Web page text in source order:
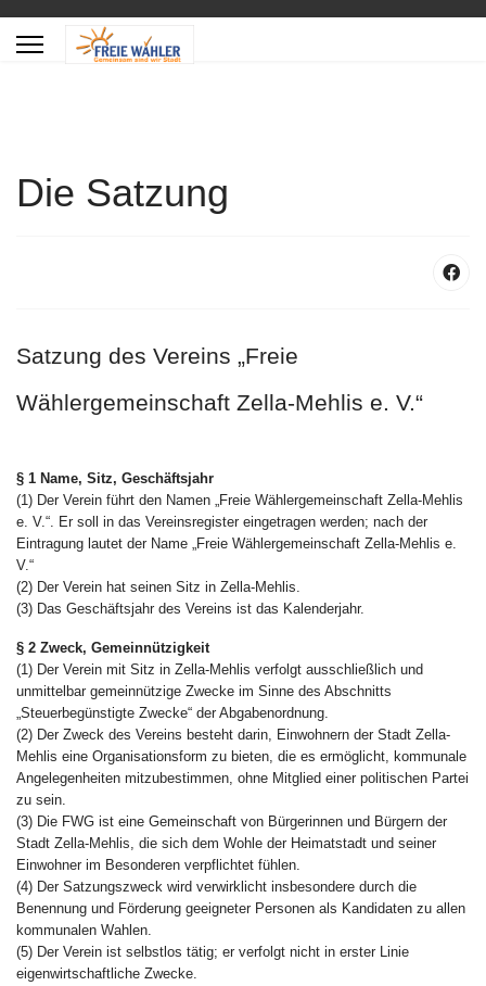
Die Satzung
Satzung des Vereins „Freie
Wählergemeinschaft Zella-Mehlis e. V.“
§ 1 Name, Sitz, Geschäftsjahr
(1) Der Verein führt den Namen „Freie Wählergemeinschaft Zella-Mehlis
e. V.“. Er soll in das Vereinsregister eingetragen werden; nach der
Eintragung lautet der Name „Freie Wählergemeinschaft Zella-Mehlis e.
V.“
(2) Der Verein hat seinen Sitz in Zella-Mehlis.
(3) Das Geschäftsjahr des Vereins ist das Kalenderjahr.
§ 2 Zweck, Gemeinnützigkeit
(1) Der Verein mit Sitz in Zella-Mehlis verfolgt ausschließlich und
unmittelbar gemeinnützige Zwecke im Sinne des Abschnitts
„Steuerbegünstigte Zwecke“ der Abgabenordnung.
(2) Der Zweck des Vereins besteht darin, Einwohnern der Stadt Zella-
Mehlis eine Organisationsform zu bieten, die es ermöglicht, kommunale
Angelegenheiten mitzubestimmen, ohne Mitglied einer politischen Partei
zu sein.
(3) Die FWG ist eine Gemeinschaft von Bürgerinnen und Bürgern der
Stadt Zella-Mehlis, die sich dem Wohle der Heimatstadt und seiner
Einwohner im Besonderen verpflichtet fühlen.
(4) Der Satzungszweck wird verwirklicht insbesondere durch die
Benennung und Förderung geeigneter Personen als Kandidaten zu allen
kommunalen Wahlen.
(5) Der Verein ist selbstlos tätig; er verfolgt nicht in erster Linie
eigenwirtschaftliche Zwecke.